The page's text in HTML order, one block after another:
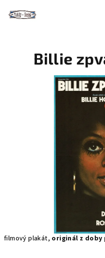
filmový plakát, originál z doby
Billie